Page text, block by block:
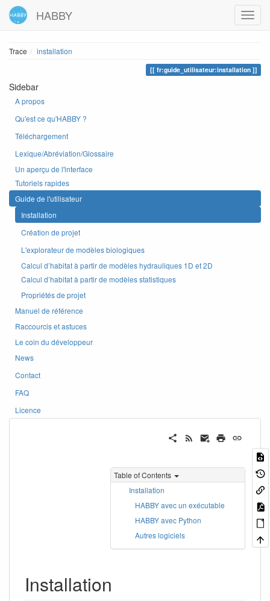
HABBY
Trace installation
fr:guide_utilisateur:installation
Sidebar
A propos
Qu'est ce qu'HABBY ?
Téléchargement
Lexique/Abréviation/Glossaire
Un aperçu de l'interface
Tutoriels rapides
Guide de l'utilisateur
Installation
Création de projet
L'explorateur de modèles biologiques
Calcul d’habitat à partir de modèles hydrauliques 1D et 2D
Calcul d’habitat à partir de modèles statistiques
Propriétés de projet
Manuel de référence
Raccourcis et astuces
Le coin du développeur
News
Contact
FAQ
Licence
Table of Contents
Installation
HABBY avec un exécutable
HABBY avec Python
Autres logiciels
Installation